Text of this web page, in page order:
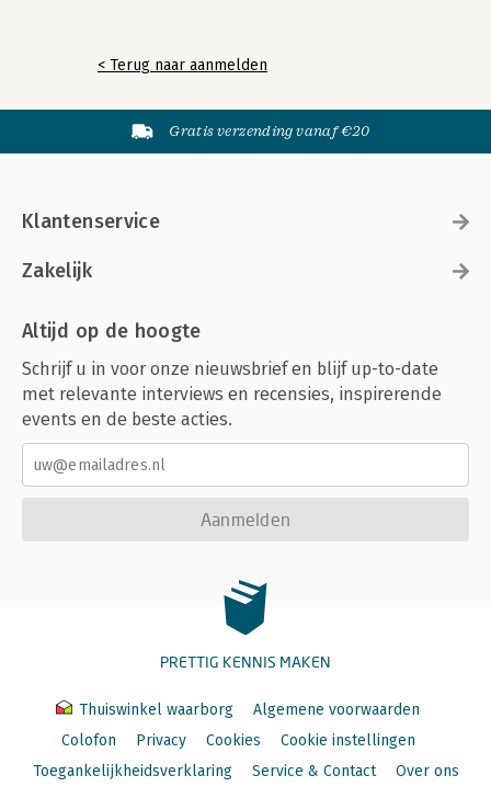
< Terug naar aanmelden
Gratis verzending vanaf €20
Klantenservice
Zakelijk
Altijd op de hoogte
Schrijf u in voor onze nieuwsbrief en blijf up-to-date
met relevante interviews en recensies, inspirerende
events en de beste acties.
Aanmelden
PRETTIG KENNIS MAKEN
Thuiswinkel waarborg
Algemene voorwaarden
Colofon
Privacy Cookies
Cookie instellingen
Toegankelijkheidsverklaring
Service & Contact Over ons